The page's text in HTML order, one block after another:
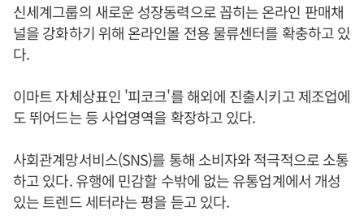
신세계그룹의 새로운 성장동력으로 꼽히는 온라인 판매채
널을 강화하기 위해 온라인몰 전용 물류센터를 확충하고 있
다.
이마트 자체상표인 '피코크'를 해외에 진출시키고 제조업에
도 뛰어드는 등 사업영역을 확장하고 있다.
사회관계망서비스(SNS)를 통해 소비자와 적극적으로 소통
하고 있다. 유행에 민감할 수밖에 없는 유통업계에서 개성
있는 트렌드 세터라는 평을 듣고 있다.